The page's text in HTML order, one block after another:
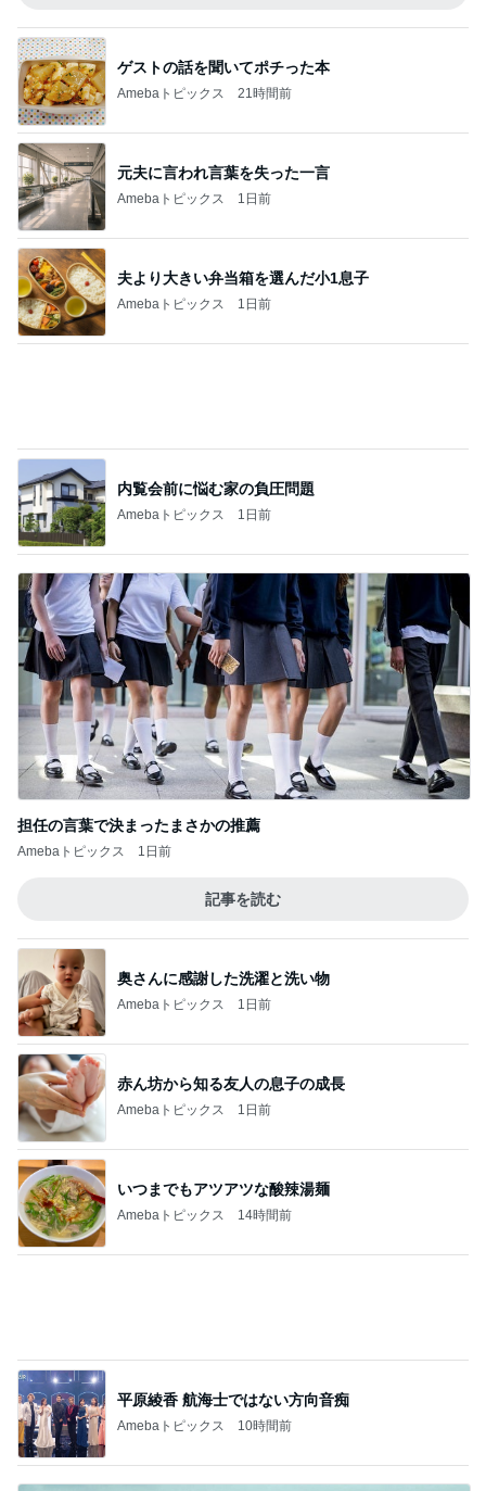
元夫に言われ言葉を失った一言
Amebaトピックス 1日前
夫より大きい弁当箱を選んだ小1息子
Amebaトピックス 1日前
内覧会前に悩む家の負圧問題
Amebaトピックス 1日前
担任の言葉で決まったまさかの推薦
Amebaトピックス 1日前
記事を読む
奥さんに感謝した洗濯と洗い物
Amebaトピックス 1日前
Amebaトピックス 1日前
いつまでもアツアツな酸辣湯麺
Amebaトピックス 14時間前
平原綾香 航海士ではない方向音痴
Amebaトピックス 10時間前
北斗晶 立て続く誕生日に大変な我が家
Amebaトピックス